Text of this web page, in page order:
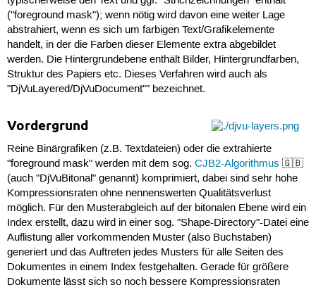
("foreground mask"); wenn nötig wird davon eine weiter Lage
abstrahiert, wenn es sich um farbigen Text/Grafikelemente
handelt, in der die Farben dieser Elemente extra abgebildet
werden. Die Hintergrundebene enthält Bilder, Hintergrundfarben,
Struktur des Papiers etc. Dieses Verfahren wird auch als
"DjVuLayered/DjVuDocument"" bezeichnet.
Vordergrund
Reine Binärgrafiken (z.B. Textdateien) oder die extrahierte
"foreground mask" werden mit dem sog. CJB2-Algorithmus 🇬🇧
(auch "DjVuBitonal" genannt) komprimiert, dabei sind sehr hohe
Kompressionsraten ohne nennenswerten Qualitätsverlust
möglich. Für den Musterabgleich auf der bitonalen Ebene wird ein
Index erstellt, dazu wird in einer sog. "Shape-Directory"-Datei eine
Auflistung aller vorkommenden Muster (also Buchstaben)
generiert und das Auftreten jedes Musters für alle Seiten des
Dokumentes in einem Index festgehalten. Gerade für größere
Dokumente lässt sich so noch bessere Kompressionsraten